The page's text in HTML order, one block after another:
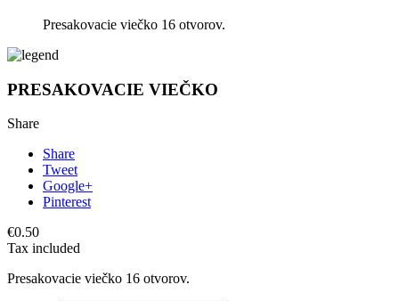
Presakovacie viečko 16 otvorov.
PRESAKOVACIE VIEČKO
Share
Share
Tweet
Google+
Pinterest
€0.50
Tax included
Presakovacie viečko 16 otvorov.